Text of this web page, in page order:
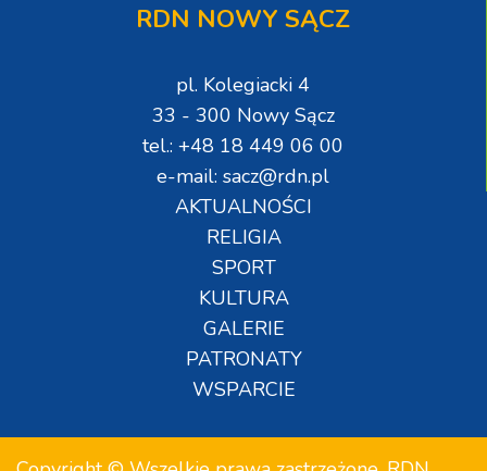
RDN NOWY SĄCZ
pl. Kolegiacki 4
33 - 300 Nowy Sącz
tel.: +48 18 449 06 00
e-mail: sacz@rdn.pl
AKTUALNOŚCI
RELIGIA
SPORT
KULTURA
GALERIE
PATRONATY
WSPARCIE